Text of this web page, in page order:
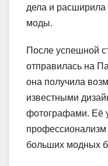
дела и расширила
моды.
После успешной
отправилась на
она получила
известными
фотографами. Её
больших модных